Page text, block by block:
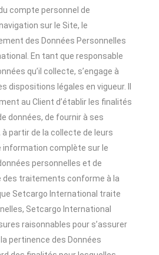
compte personnel de
sur le Site, le
des Données Personnelles
En tant que responsable
qu’il collecte, s’engage à
dispositions légales en vigueur. Il
au Client d’établir les finalités
données, de fournir à ses
partir de la collecte de leurs
complète sur le
personnelles et de
des traitements conforme à la
Setcargo International traite
Setcargo International
raisonnables pour s’assurer
pertinence des Données